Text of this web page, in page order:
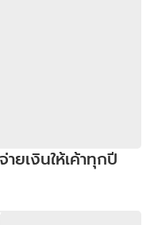
ยเงินให้เค้าทุกปี